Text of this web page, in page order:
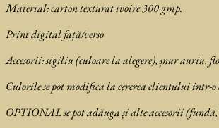
Material: carton texturat ivoire 300 gmp.
Print digital față/verso
Accesorii: sigiliu (culoare la alegere), șnur auriu,
Culorile se pot modifica la cererea clientului
OPTIONAL se pot adăuga și alte accesorii (fundă,